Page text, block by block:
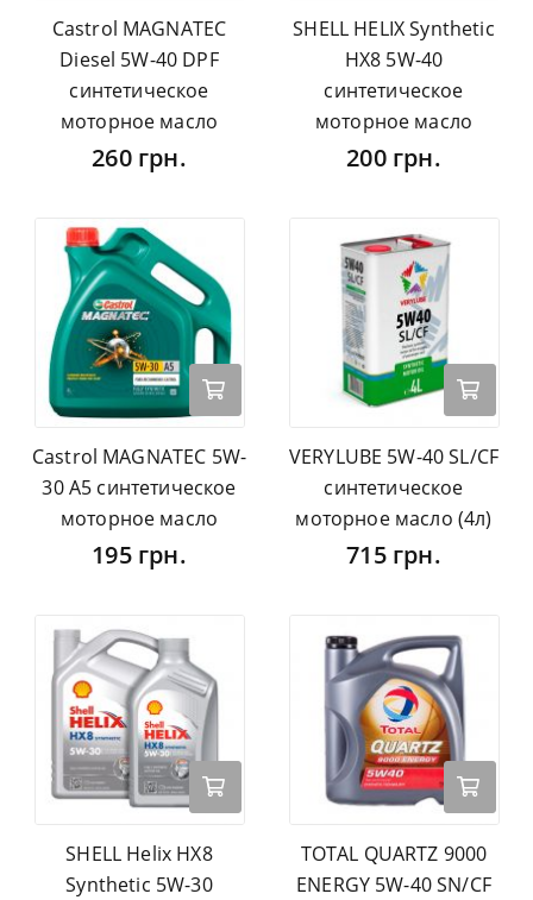
Castrol MAGNATEC
Diesel 5W-40 DPF
синтетическое
моторное масло
260 грн.
SHELL HELIX Synthetic
HX8 5W-40
синтетическое
моторное масло
200 грн.
Castrol MAGNATEC 5W-
30 A5 синтетическое
моторное масло
195 грн.
VERYLUBE 5W-40 SL/CF
синтетическое
моторное масло (4л)
715 грн.
SHELL Helix HX8
Synthetic 5W-30
TOTAL QUARTZ 9000
ENERGY 5W-40 SN/CF